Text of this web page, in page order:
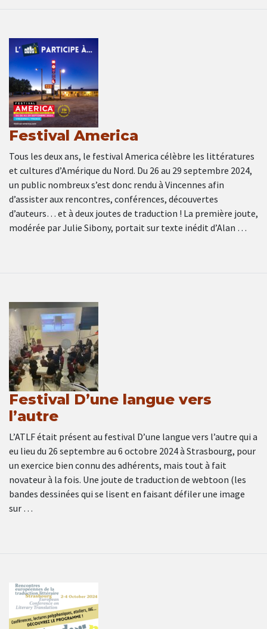
Festival America
Tous les deux ans, le festival America célèbre les littératures
et cultures d’Amérique du Nord. Du 26 au 29 septembre 2024,
un public nombreux s’est donc rendu à Vincennes afin
d’assister aux rencontres, conférences, découvertes
d’auteurs… et à deux joutes de traduction ! La première joute,
modérée par Julie Sibony, portait sur texte inédit d’Alan …
Festival D’une langue vers
l’autre
L’ATLF était présent au festival D’une langue vers l’autre qui a
eu lieu du 26 septembre au 6 octobre 2024 à Strasbourg, pour
un exercice bien connu des adhérents, mais tout à fait
novateur à la fois. Une joute de traduction de webtoon (les
bandes dessinées qui se lisent en faisant défiler une image
sur …